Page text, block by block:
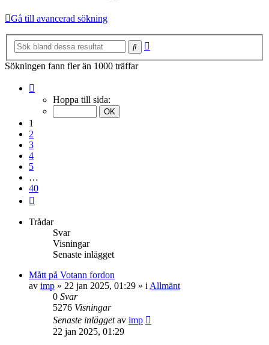
Gå till avancerad sökning
Sök
Sökningen fann fler än 1000 träffar
Hoppa till sida:
1
2
3
4
5
…
40
Trådar
Svar
Visningar
Senaste inlägget
Mått på Votann fordon
av imp » 22 jan 2025, 01:29 » i Allmänt
0 Svar
5276 Visningar
Senaste inläggetav imp
22 jan 2025, 01:29